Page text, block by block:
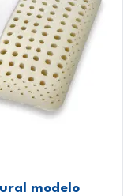
modelo